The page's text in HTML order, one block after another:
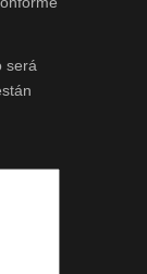
será